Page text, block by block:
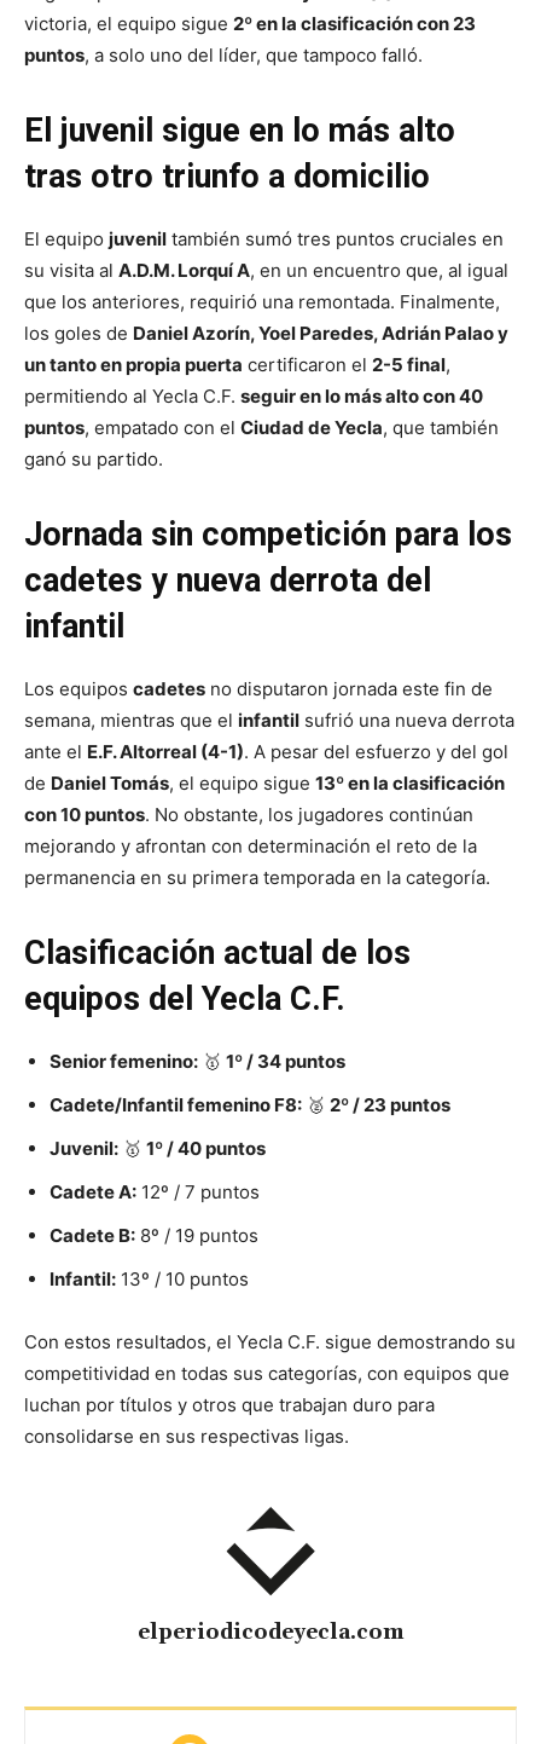
victoria, el equipo sigue 2º en la clasificación con 23
puntos, a solo uno del líder, que tampoco falló.
El juvenil sigue en lo más alto
tras otro triunfo a domicilio
El equipo juvenil también sumó tres puntos cruciales en
su visita al A.D.M. Lorquí A, en un encuentro que, al igual
que los anteriores, requirió una remontada. Finalmente,
los goles de Daniel Azorín, Yoel Paredes, Adrián Palao y
un tanto en propia puerta certificaron el 2-5 final,
permitiendo al Yecla C.F. seguir en lo más alto con 40
puntos, empatado con el Ciudad de Yecla, que también
ganó su partido.
Jornada sin competición para los
cadetes y nueva derrota del
infantil
Los equipos cadetes no disputaron jornada este fin de
semana, mientras que el infantil sufrió una nueva derrota
ante el E.F. Altorreal (4-1). A pesar del esfuerzo y del gol
de Daniel Tomás, el equipo sigue 13º en la clasificación
con 10 puntos. No obstante, los jugadores continúan
mejorando y afrontan con determinación el reto de la
permanencia en su primera temporada en la categoría.
Clasificación actual de los
equipos del Yecla C.F.
Senior femenino: 🥇 1º / 34 puntos
Cadete/Infantil femenino F8: 🥈 2º / 23 puntos
Juvenil: 🥇 1º / 40 puntos
Cadete A: 12º / 7 puntos
Cadete B: 8º / 19 puntos
Infantil: 13º / 10 puntos
Con estos resultados, el Yecla C.F. sigue demostrando su
competitividad en todas sus categorías, con equipos que
luchan por títulos y otros que trabajan duro para
consolidarse en sus respectivas ligas.
elperiodicodeyecla.com